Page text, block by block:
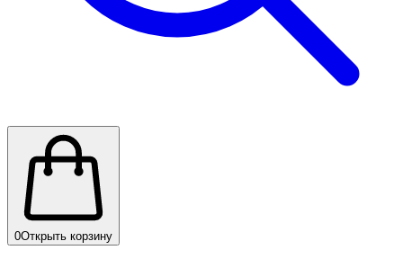
0Открыть корзину